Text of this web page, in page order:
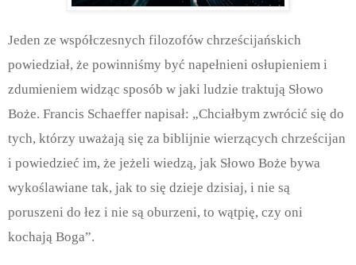
Jeden ze współczesnych filozofów chrześcijańskich
powiedział, że powinniśmy być napełnieni osłupieniem i
zdumieniem widząc sposób w jaki ludzie traktują Słowo
Boże. Francis Schaeffer napisał: „Chciałbym zwrócić się do
tych, którzy uważają się za biblijnie wierzących chrześcijan
i powiedzieć im, że jeżeli wiedzą, jak Słowo Boże bywa
wykoślawiane tak, jak to się dzieje dzisiaj, i nie są
poruszeni do łez i nie są oburzeni, to wątpię, czy oni
kochają Boga”.